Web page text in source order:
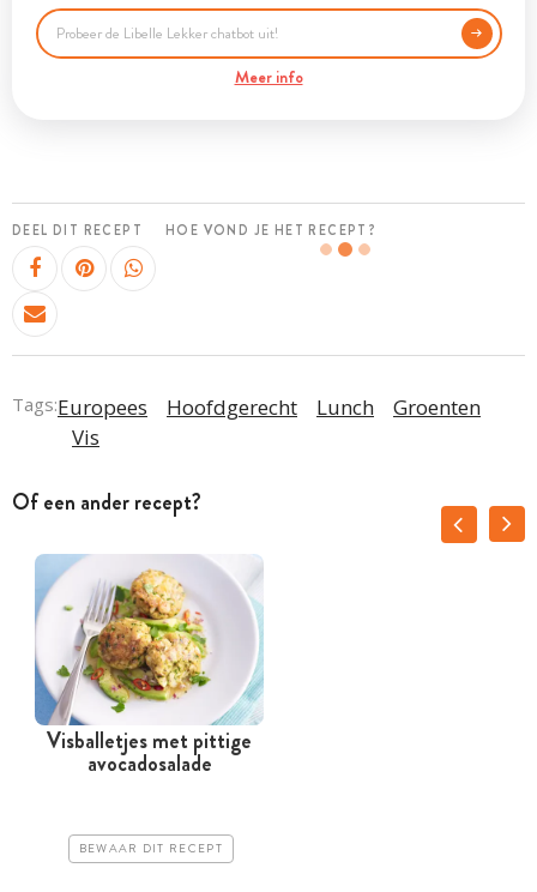
Meer info
DEEL DIT RECEPT HOE VOND JE HET RECEPT?
Tags:Europees Hoofdgerecht Lunch
Groenten
Vis
Of een ander recept?
Visballetjes met pittige
avocadosalade
BEWAAR DIT RECEPT